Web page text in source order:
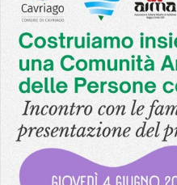
M
u
l
t
i
p
o